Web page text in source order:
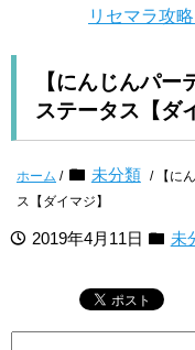
リセマラ攻
【にんじんパ
ステータス【ダ
ホーム / 未分類 / 【に
ス【ダイマジ】
2019年4月11日 未